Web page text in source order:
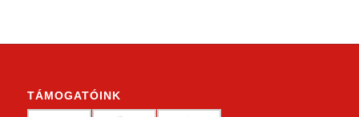
TÁMOGATÓINK